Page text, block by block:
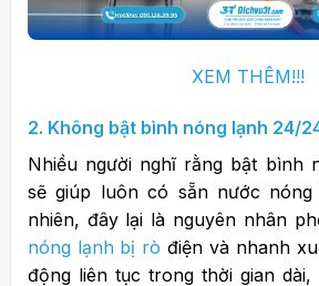
XEM THÊM!!!
2. Không bật bình nóng lạnh 24/
Nhiều người nghĩ rằng bật bình
sẽ giúp luôn có sẵn nước
nhiên, đây lại là nguyên nhân
nóng lạnh bị rò điện và nhanh
động liên tục trong thời gian